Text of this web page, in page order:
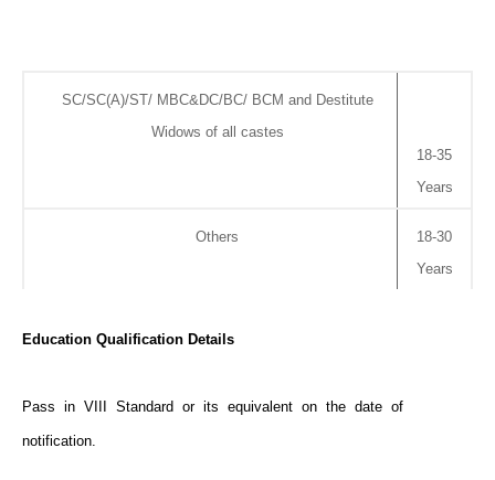
SC/SC(A)/ST/ MBC&DC/BC/ BCM and Destitute
Widows of all castes
18-35
Years
Others
18-30
Years
Education Qualification Details
Pass in VIII Standard or its equivalent on the date of
notification.